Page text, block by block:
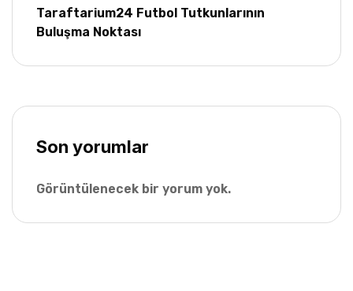
Taraftarium24 Futbol Tutkunlarının
Buluşma Noktası
Son yorumlar
Görüntülenecek bir yorum yok.